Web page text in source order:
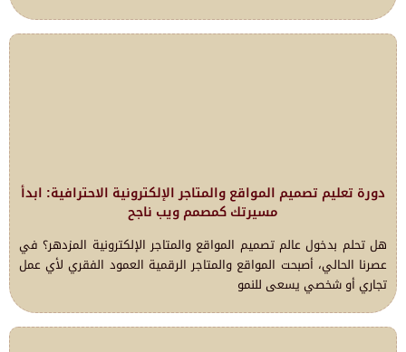
دورة تعليم تصميم المواقع والمتاجر الإلكترونية الاحترافية: ابدأ
مسيرتك كمصمم ويب ناجح
هل تحلم بدخول عالم تصميم المواقع والمتاجر الإلكترونية المزدهر؟ في
عصرنا الحالي، أصبحت المواقع والمتاجر الرقمية العمود الفقري لأي عمل
تجاري أو شخصي يسعى للنمو